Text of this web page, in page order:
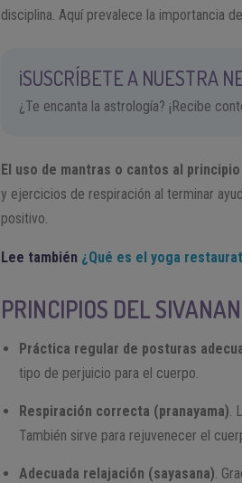
disciplina. Aquí prevalece la importancia
¡SUSCRÍBETE A NUESTRA
¿Te encanta la astrología? ¡Recibe
El uso de mantras o cantos al
y ejercicios de respiración al terminar
positivo.
Lee también ¿Qué es el yoga
PRINCIPIOS DEL
Práctica regular de posturas
tipo de perjuicio para el cuerpo.
Respiración correcta (pranayama).
También sirve para rejuvenecer el
Adecuada relajación (sayasana).